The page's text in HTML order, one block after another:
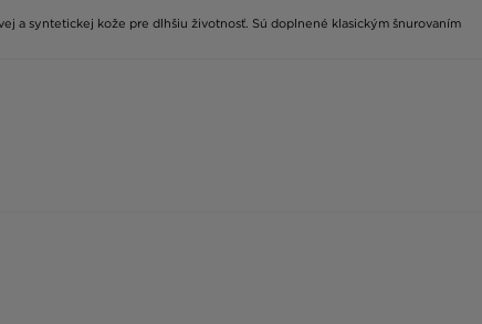
a syntetickej kože pre dlhšiu životnosť. Sú doplnené klasickým šnurovaním